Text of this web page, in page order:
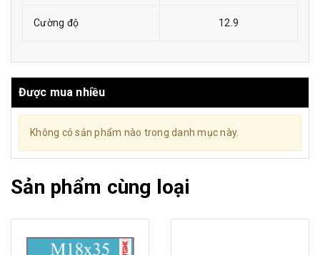
Cường độ 12.9
Được mua nhiều
Không có sản phẩm nào trong danh mục này.
Sản phẩm cùng loại